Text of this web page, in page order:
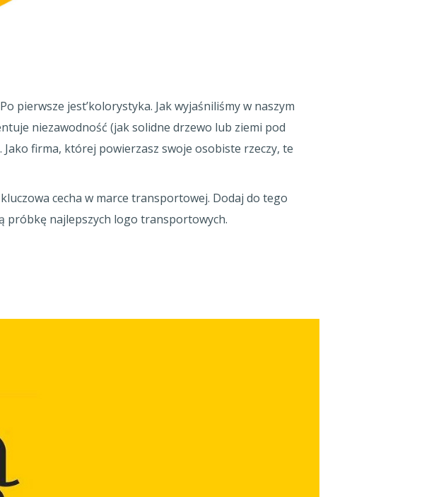
pierwsze jest’kolorystyka. Jak wyjaśniliśmy w naszym
niezawodność (jak solidne drzewo lub ziemi pod
firma, której powierzasz swoje osobiste rzeczy, te
cecha w marce transportowej. Dodaj do tego
próbkę najlepszych logo transportowych.